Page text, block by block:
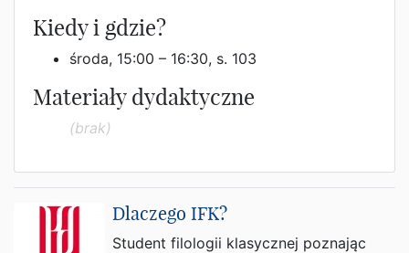
Kiedy i gdzie?
środa, 15:00 – 16:30, s. 103
Materiały dydaktyczne
(brak)
Dlaczego IFK?
Student filologii klasycznej poznając